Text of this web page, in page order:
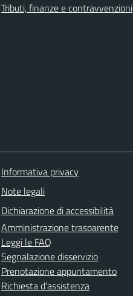
Tributi, finanze e contravvenzioni
Informativa privacy
Note legali
Dichiarazione di accessibilità
Amministrazione trasparente
Leggi le FAQ
Segnalazione disservizio
Prenotazione appuntamento
Richiesta d'assistenza